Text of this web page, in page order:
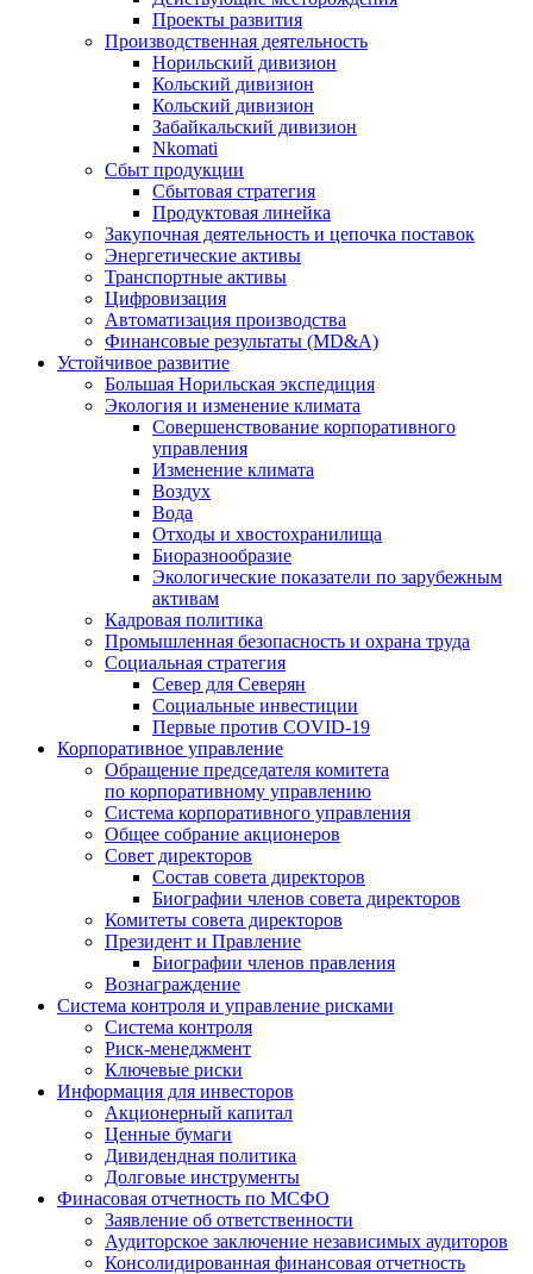
Проекты развития
Производственная деятельность
Норильский дивизион
Кольский дивизион
Кольский дивизион
Забайкальский дивизион
Nkomati
Сбыт продукции
Сбытовая стратегия
Продуктовая линейка
Закупочная деятельность и цепочка поставок
Энергетические активы
Транспортные активы
Цифровизация
Автоматизация производства
Финансовые результаты (MD&A)
Устойчивое развитие
Большая Норильская экспедиция
Экология и изменение климата
Совершенствование корпоративного
управления
Изменение климата
Воздух
Вода
Отходы и хвостохранилища
Биоразнообразие
Экологические показатели по зарубежным
активам
Кадровая политика
Промышленная безопасность и охрана труда
Социальная стратегия
Север для Северян
Социальные инвестиции
Первые против COVID‑19
Корпоративное управление
Обращение председателя комитета
по корпоративному управлению
Система корпоративного управления
Общее собрание акционеров
Совет директоров
Состав совета директоров
Биографии членов совета директоров
Комитеты совета директоров
Президент и Правление
Биографии членов правления
Вознаграждение
Система контроля и управление рисками
Система контроля
Риск-менеджмент
Ключевые риски
Информация для инвесторов
Акционерный капитал
Ценные бумаги
Дивидендная политика
Долговые инструменты
Финасовая отчетность по МСФО
Заявление об ответственности
Аудиторское заключение независимых аудиторов
Консолидированная финансовая отчетность